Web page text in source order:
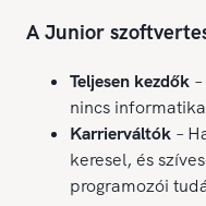
A Junior
Teljesen kezdők
nincs
Karrierváltók –
keresel, és
programozói